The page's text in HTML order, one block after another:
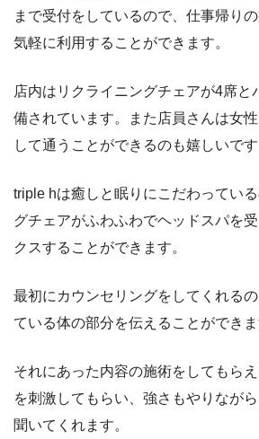
まで受付をしているので、仕事帰り
気軽に利用することができます。
店内はリクライニングチェアが4席と
備されています。また店員さんは女
して通うことができるのも嬉しいです
triple hは癒しと眠りにこだわってい
グチェアがふわふわでヘッドスパを
クスすることができます。
最初にカウンセリングをしてくれる
ている体の部分を伝えることができま
それにあった内容の施術をしてもら
を刺激してもらい、強さもやりなが
聞いてくれます。